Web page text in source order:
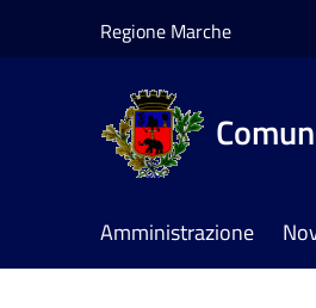
Regione Marche
Amministrazione